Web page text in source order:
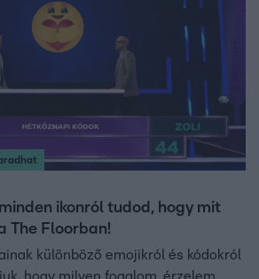
ikonról tudod, hogy mit
The Floorban!
különböző emojikról és kódokról